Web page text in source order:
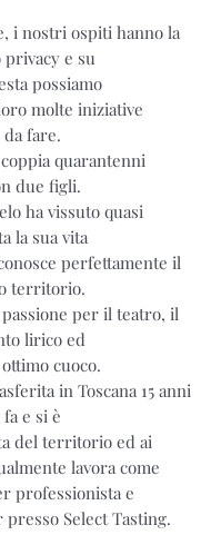
i nostri ospiti hanno la
privacy e su
possiamo
molte iniziative
da fare.
quarantenni
due figli.
ha vissuto quasi
la sua vita
perfettamente il
territorio.
per il teatro, il
lirico ed
cuoco.
in Toscana 15 anni
fa e si è
del territorio ed ai
lavora come
professionista e
Select Tasting.